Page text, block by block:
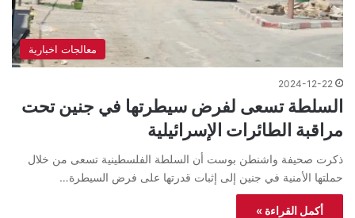
معالجات اخبارية
2024-12-22
السلطة تسعى لفرض سيطرتها في جنين تحت
مراقبة الطائرات الإسرائيلية
ذكرت صحيفة واشنطن بوست أن السلطة الفلسطينية تسعى من خلال
حملتها الأمنية في جنين إلى إثبات قدرتها على فرض السيطرة…
أكمل القراءة »